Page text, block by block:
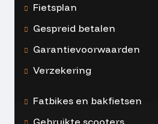
Fietsplan
Gespreid betalen
Garantievoorwaarden
Verzekering
Fatbikes en bakfietsen
Gebruikte scooters